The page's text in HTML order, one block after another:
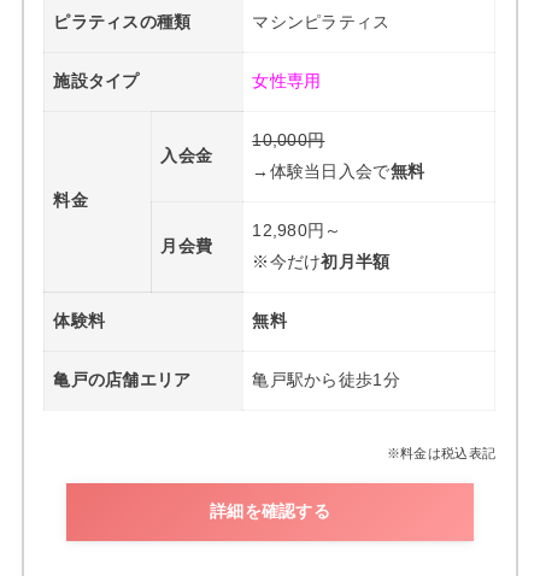
ピラティスの種類 マシンピラティス
施設タイプ 女性専用
料金
入会金
10,000円
→体験当日入会で無料
月会費
12,980円～
※今だけ初月半額
体験料 無料
亀戸の店舗エリア 亀戸駅から徒歩1分
※料金は税込表記
詳細を確認する